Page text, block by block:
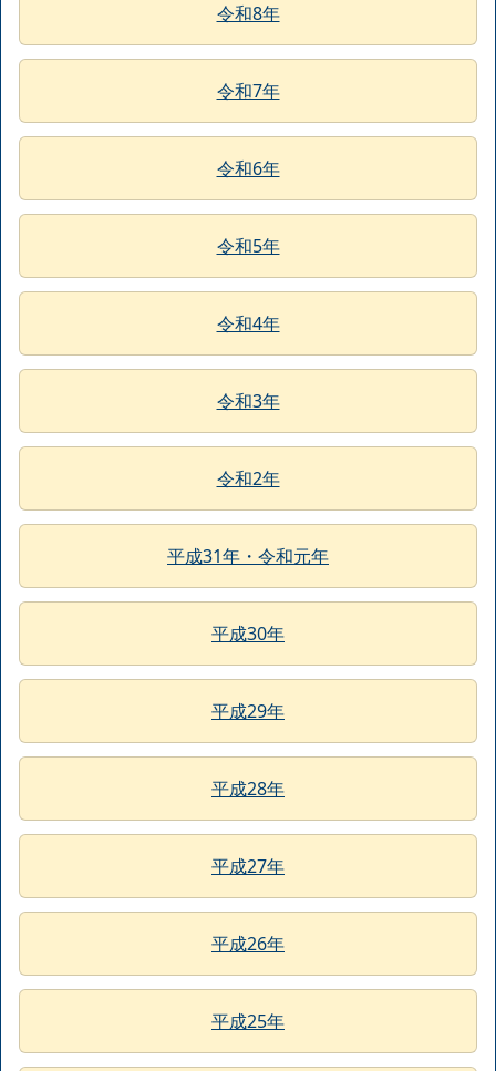
令和8年
令和7年
令和6年
令和5年
令和4年
令和3年
令和2年
平成31年・令和元年
平成30年
平成29年
平成28年
平成27年
平成26年
平成25年